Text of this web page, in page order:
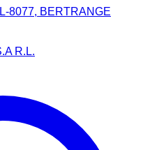
8077, BERTRANGE
R.L.